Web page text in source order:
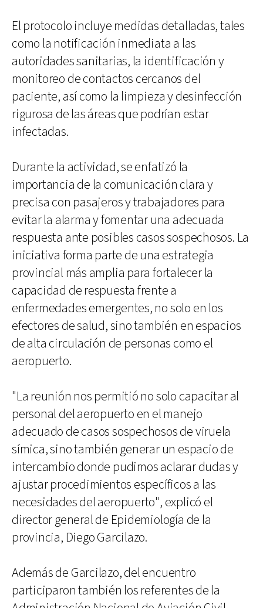
El protocolo incluye medidas detalladas, tales
como la notificación inmediata a las
autoridades sanitarias, la identificación y
monitoreo de contactos cercanos del
paciente, así como la limpieza y desinfección
rigurosa de las áreas que podrían estar
infectadas.
Durante la actividad, se enfatizó la
importancia de la comunicación clara y
precisa con pasajeros y trabajadores para
evitar la alarma y fomentar una adecuada
respuesta ante posibles casos sospechosos. La
iniciativa forma parte de una estrategia
provincial más amplia para fortalecer la
capacidad de respuesta frente a
enfermedades emergentes, no solo en los
efectores de salud, sino también en espacios
de alta circulación de personas como el
aeropuerto.
"La reunión nos permitió no solo capacitar al
personal del aeropuerto en el manejo
adecuado de casos sospechosos de viruela
símica, sino también generar un espacio de
intercambio donde pudimos aclarar dudas y
ajustar procedimientos específicos a las
necesidades del aeropuerto", explicó el
director general de Epidemiología de la
provincia, Diego Garcilazo.
Además de Garcilazo, del encuentro
participaron también los referentes de la